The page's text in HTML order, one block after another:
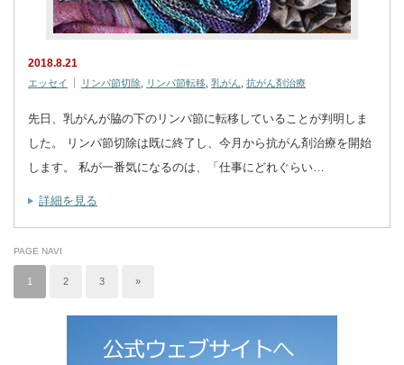
2018.8.21
エッセイ リンパ節切除 リンパ節転移 乳がん 抗がん剤治療
先日、乳がんが脇の下のリンパ節に転移していることが判明しま
した。 リンパ節切除は既に終了し、今月から抗がん剤治療を開始
します。 私が一番気になるのは、「仕事にどれぐらい…
詳細を見る
PAGE NAVI
1 2 3 »